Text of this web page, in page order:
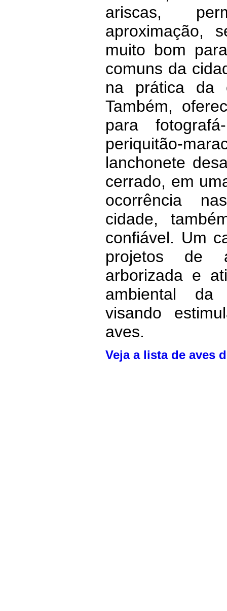
ariscas,
aproximação,
muito bom
comuns da
na prática da
Também,
para
periquitão-
lanchonete
cerrado, em
ocorrência
cidade,
confiável. Um
projetos de
arborizada e
ambiental da
visando
aves.
Veja a lista de aves